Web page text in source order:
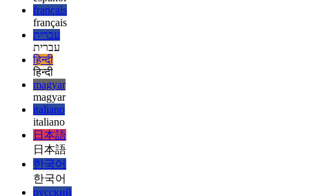
esperanto
español
español
français
français
עברית
עברית
हिन्दी
हिन्दी
magyar
magyar
italiano
italiano
日本語
日本語